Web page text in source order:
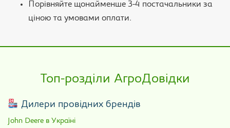
Порівняйте щонайменше 3-4 постачальники за
ціною та умовами оплати.
Топ-розділи АгроДовідки
Дилери провідних брендів
John Deere в Україні